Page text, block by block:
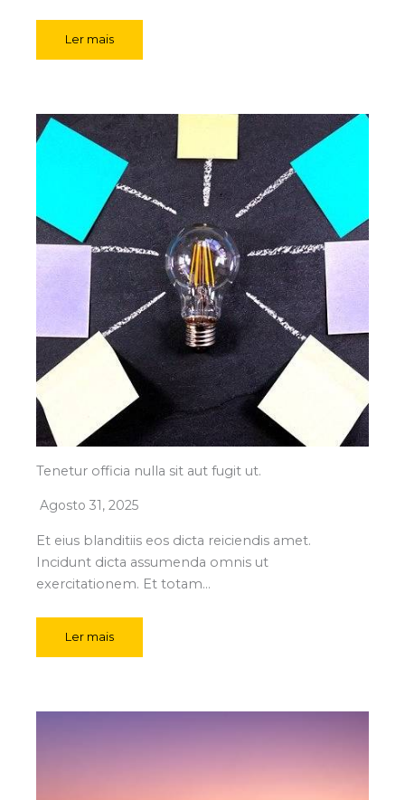
Ler mais
Tenetur officia nulla sit aut fugit ut.
Agosto 31, 2025
Et eius blanditiis eos dicta reiciendis amet.
Incidunt dicta assumenda omnis ut
exercitationem. Et totam…
Ler mais